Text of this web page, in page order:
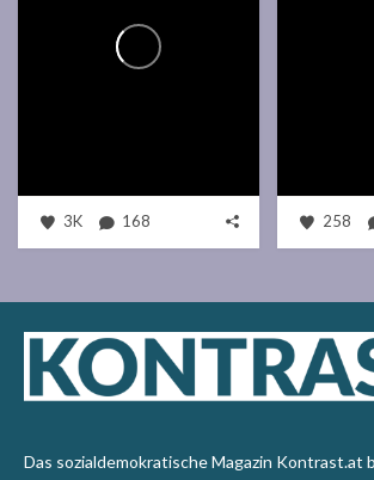
3K 168 258
Das sozialdemokratische Magazin Kontrast.at